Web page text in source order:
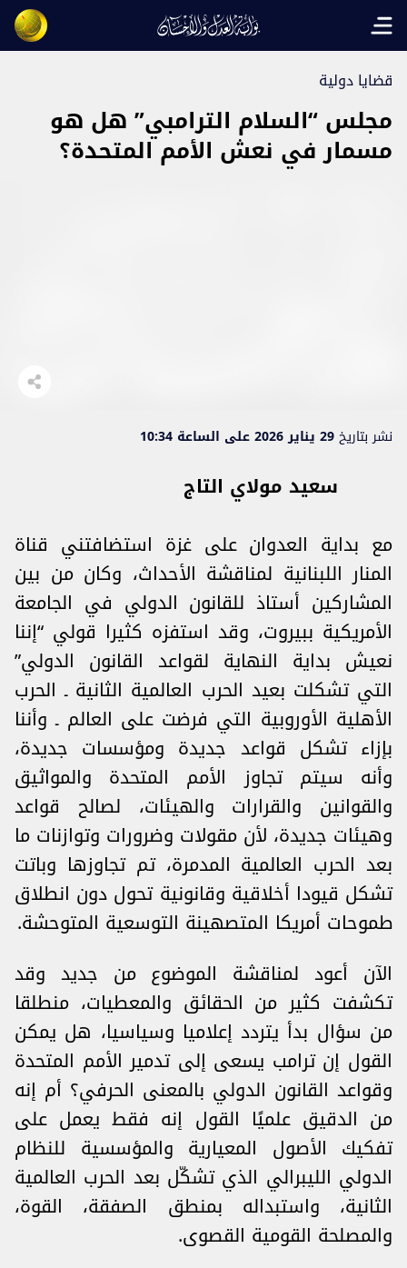
Open main menu
قضايا دولية
مجلس “السلام الترامبي” هل هو
مسمار في نعش الأمم المتحدة؟
نشر بتاريخ29 يناير 2026 على الساعة 10:34
سعيد مولاي التاج
مع بداية العدوان على غزة استضافتني قناة
المنار اللبنانية لمناقشة الأحداث، وكان من بين
المشاركين أستاذ للقانون الدولي في الجامعة
الأمريكية ببيروت، وقد استفزه كثيرا قولي “إننا
نعيش بداية النهاية لقواعد القانون الدولي”
التي تشكلت بعيد الحرب العالمية الثانية ـ الحرب
الأهلية الأوروبية التي فرضت على العالم ـ وأننا
بإزاء تشكل قواعد جديدة ومؤسسات جديدة،
وأنه سيتم تجاوز الأمم المتحدة والمواثيق
والقوانين والقرارات والهيئات، لصالح قواعد
وهيئات جديدة، لأن مقولات وضرورات وتوازنات ما
بعد الحرب العالمية المدمرة، تم تجاوزها وباتت
تشكل قيودا أخلاقية وقانونية تحول دون انطلاق
طموحات أمريكا المتصهينة التوسعية المتوحشة.
الآن أعود لمناقشة الموضوع من جديد وقد
تكشفت كثير من الحقائق والمعطيات، منطلقا
من سؤال بدأ يتردد إعلاميا وسياسيا، هل يمكن
القول إن ترامب يسعى إلى تدمير الأمم المتحدة
وقواعد القانون الدولي بالمعنى الحرفي؟ أم إنه
من الدقيق علميًا القول إنه فقط يعمل على
تفكيك الأصول المعيارية والمؤسسية للنظام
الدولي الليبرالي الذي تشكّل بعد الحرب العالمية
الثانية، واستبداله بمنطق الصفقة، القوة،
والمصلحة القومية القصوى.